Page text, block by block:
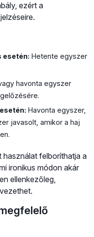
ezért a
esetén: Hetente egyszer
havonta egyszer
Havonta egyszer,
javasolt, amikor a haj
használat felboríthatja a
ironikus módon akár
ellenkezőleg,